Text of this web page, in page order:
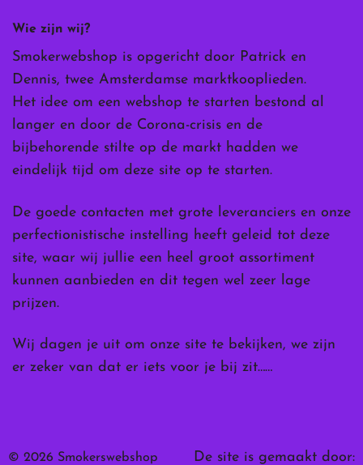
Wie zijn wij?
Smokerwebshop is opgericht door Patrick en
Dennis, twee Amsterdamse marktkooplieden.
Het idee om een webshop te starten bestond al
langer en door de Corona-crisis en de
bijbehorende stilte op de markt hadden we
eindelijk tijd om deze site op te starten.
De goede contacten met grote leveranciers en onze
perfectionistische instelling heeft geleid tot deze
site, waar wij jullie een heel groot assortiment
kunnen aanbieden en dit tegen wel zeer lage
prijzen.
Wij dagen je uit om onze site te bekijken, we zijn
er zeker van dat er iets voor je bij zit……
© 2026 Smokerswebshop De site is gemaakt door: